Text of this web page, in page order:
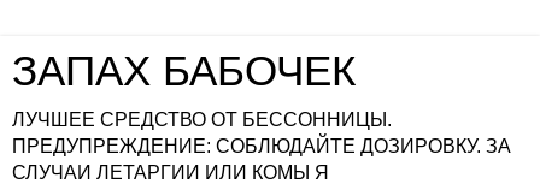
ЗАПАХ БАБОЧЕК
ЛУЧШЕЕ СРЕДСТВО ОТ БЕССОННИЦЫ.
ПРЕДУПРЕЖДЕНИЕ: СОБЛЮДАЙТЕ ДОЗИРОВКУ. ЗА
СЛУЧАИ ЛЕТАРГИИ ИЛИ КОМЫ Я